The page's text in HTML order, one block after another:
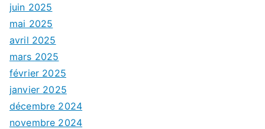
juin 2025
mai 2025
avril 2025
mars 2025
février 2025
janvier 2025
décembre 2024
novembre 2024